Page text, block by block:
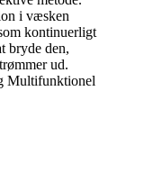
i væsken
kontinuerligt
bryde den,
ud.
Multifunktionel